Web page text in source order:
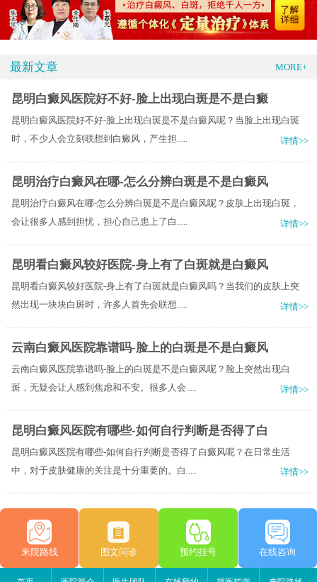
最新文章 MORE+
昆明白癜风医院好不好-脸上出现白斑是不是白癜
昆明白癜风医院好不好-脸上出现白斑是不是白癜风呢？当脸上出现白斑
时，不少人会立刻联想到白癜风，产生担.....
详情>>
昆明治疗白癜风在哪-怎么分辨白斑是不是白癜风
昆明治疗白癜风在哪-怎么分辨白斑是不是白癜风呢？皮肤上出现白斑，
会让很多人感到担忧，担心自己患上了白.....
详情>>
昆明看白癜风较好医院-身上有了白斑就是白癜风
昆明看白癜风较好医院-身上有了白斑就是白癜风吗？当我们的皮肤上突
然出现一块块白斑时，许多人首先会联想.....
详情>>
云南白癜风医院靠谱吗-脸上的白斑是不是白癜风
云南白癜风医院靠谱吗-脸上的白斑是不是白癜风呢？脸上突然出现白
斑，无疑会让人感到焦虑和不安。很多人会.....
详情>>
昆明白癜风医院有哪些-如何自行判断是否得了白
昆明白癜风医院有哪些-如何自行判断是否得了白癜风呢？在日常生活
中，对于皮肤健康的关注是十分重要的。白.....
详情>>
来院路线 图文问诊 预约挂号 在线咨询